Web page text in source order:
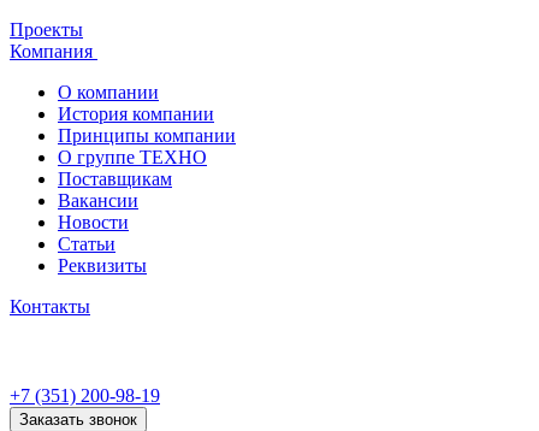
Проекты
Компания
О компании
История компании
Принципы компании
О группе ТЕХНО
Поставщикам
Вакансии
Новости
Статьи
Реквизиты
Контакты
+7 (351) 200-98-19
Заказать звонок